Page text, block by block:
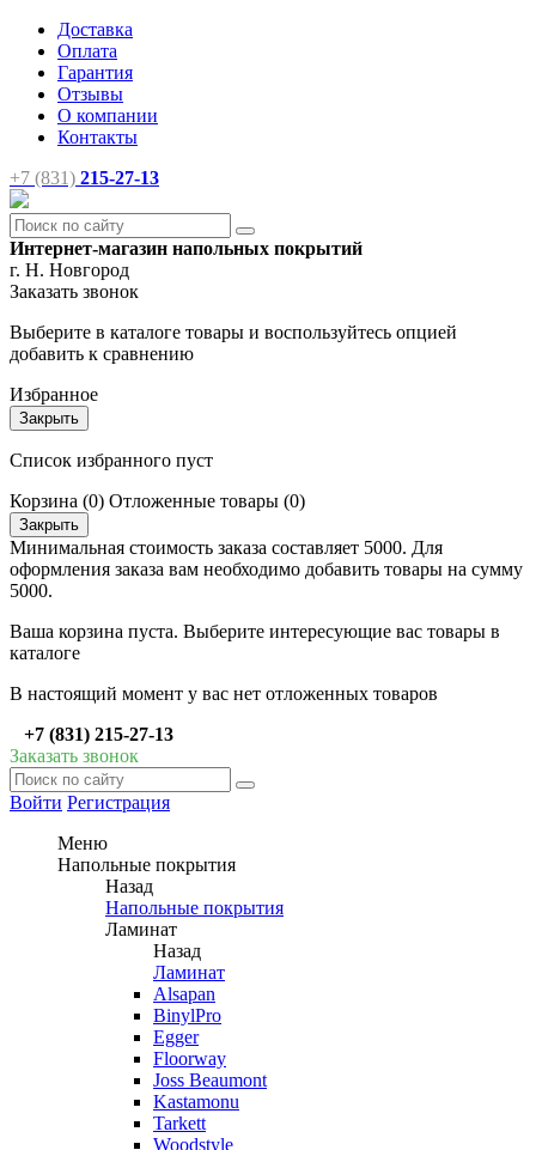
Доставка
Оплата
Гарантия
Отзывы
О компании
Контакты
+7 (831) 215-27-13
Интернет-магазин напольных покрытий
г. Н. Новгород
Заказать звонок
Выберите в каталоге товары и воспользуйтесь опцией
добавить к сравнению
Избранное
Закрыть
Список избранного пуст
Корзина (0) Отложенные товары (0)
Закрыть
Минимальная стоимость заказа составляет 5000. Для
оформления заказа вам необходимо добавить товары на сумму
5000.
Ваша корзина пуста. Выберите интересующие вас товары в
каталоге
В настоящий момент у вас нет отложенных товаров
+7 (831) 215-27-13
Заказать звонок
Войти Регистрация
Меню
Напольные покрытия
Назад
Напольные покрытия
Ламинат
Назад
Ламинат
Alsapan
BinylPro
Egger
Floorway
Joss Beaumont
Kastamonu
Tarkett
Woodstyle